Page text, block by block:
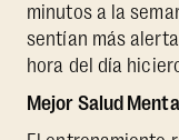
minutos a la
sentían más
hora del día
Mejor Salud Mental